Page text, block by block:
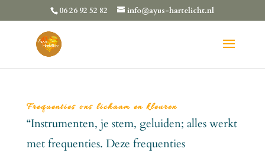
06 26 92 52 82 info@ayus-hartelicht.nl
Frequenties ons lichaam en kleuren
“Instrumenten, je stem, geluiden; alles werkt
met frequenties. Deze frequenties